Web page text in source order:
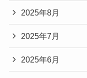
2025年8月
2025年7月
2025年6月